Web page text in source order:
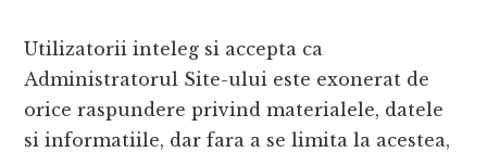
Utilizatorii inteleg si accepta ca
Administratorul Site-ului este exonerat de
orice raspundere privind materialele, datele
si informatiile, dar fara a se limita la acestea,